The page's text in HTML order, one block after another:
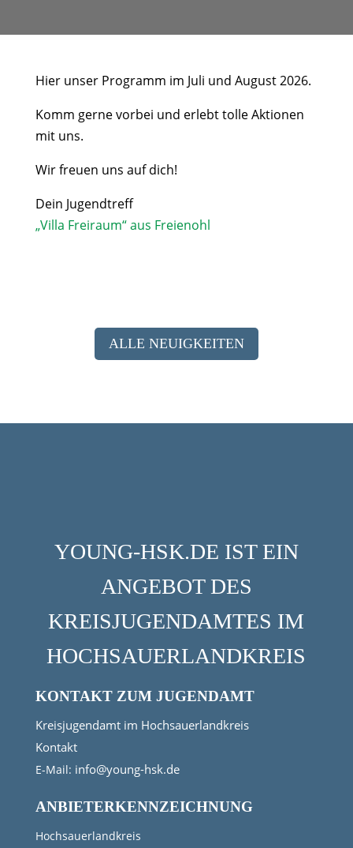
Hier unser Programm im Juli und August 2026.
Komm gerne vorbei und erlebt tolle Aktionen
mit uns.
Wir freuen uns auf dich!
Dein Jugendtreff
„Villa Freiraum“ aus Freienohl
ALLE NEUIGKEITEN
YOUNG-HSK.DE IST EIN
ANGEBOT DES
KREISJUGENDAMTES IM
HOCHSAUERLANDKREIS
KONTAKT ZUM JUGENDAMT
Kreisjugendamt im Hochsauerlandkreis
Kontakt
E-Mail: info@young-hsk.de
ANBIETERKENNZEICHNUNG
Hochsauerlandkreis